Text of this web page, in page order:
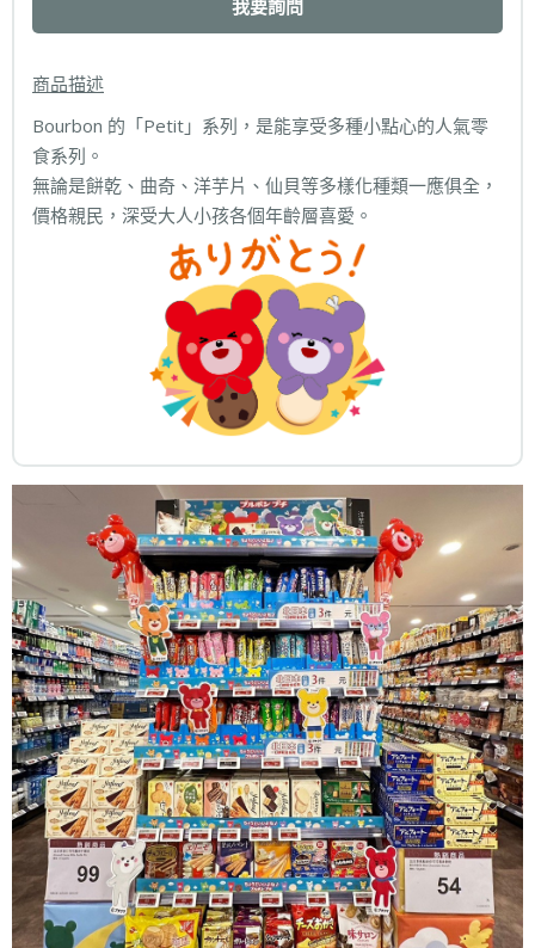
我要詢問
商品描述
Bourbon 的「Petit」系列，是能享受多種小點心的人氣零
食系列。
無論是餅乾、曲奇、洋芋片、仙貝等多樣化種類一應俱全，
價格親民，深受大人小孩各個年齡層喜愛。